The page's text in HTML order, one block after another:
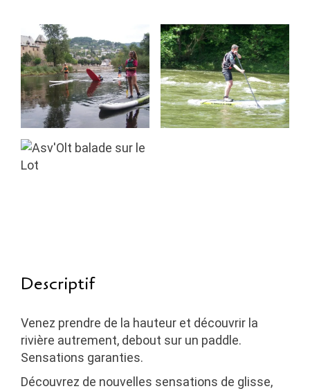
Descriptif
Venez prendre de la hauteur et découvrir la
rivière autrement, debout sur un paddle.
Sensations garanties.
Découvrez de nouvelles sensations de glisse,